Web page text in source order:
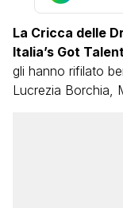
La Cricca delle
Italia’s Got Talent
gli hanno rifilato
Lucrezia Borchia,